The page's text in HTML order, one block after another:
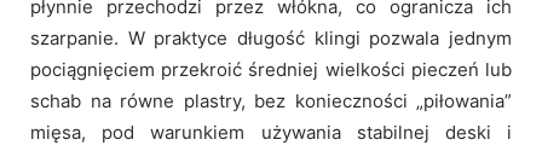
płynnie przechodzi przez włókna, co ogranicza ich
szarpanie. W praktyce długość klingi pozwala jednym
pociągnięciem przekroić średniej wielkości pieczeń lub
schab na równe plastry, bez konieczności „piłowania”
mięsa, pod warunkiem używania stabilnej deski i